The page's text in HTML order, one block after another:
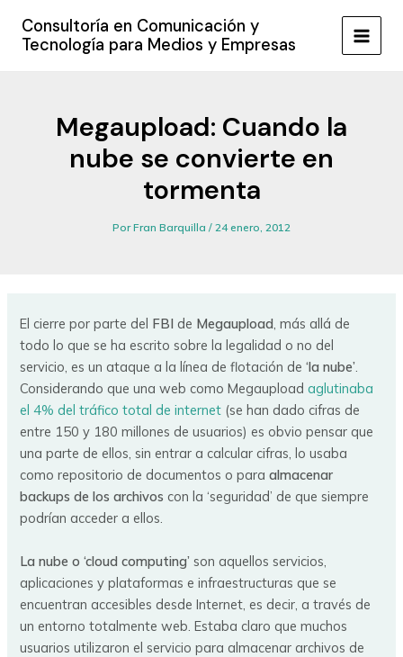
contenido
Consultoría en Comunicación y
Tecnología para Medios y Empresas
MAIN
Megaupload: Cuando la
nube se convierte en
tormenta
PorFran Barquilla / 24 enero, 2012
El cierre por parte del FBI de Megaupload, más allá de
todo lo que se ha escrito sobre la legalidad o no del
servicio, es un ataque a la línea de flotación de‘la nube’.
Considerando que una web como Megauploadaglutinaba
el 4% del tráfico total de internet (se han dado cifras de
entre 150 y 180 millones de usuarios) es obvio pensar que
una parte de ellos, sin entrar a calcular cifras, lo usaba
como repositorio de documentos o paraalmacenar
backups de los archivos con la ‘seguridad’ de que siempre
podrían acceder a ellos.
La nube o ‘cloud computing’ son aquellos servicios,
aplicaciones y plataformas e infraestructuras que se
encuentran accesibles desde Internet, es decir, a través de
un entorno totalmente web. Estaba claro que muchos
usuarios utilizaron el servicio para almacenar archivos de